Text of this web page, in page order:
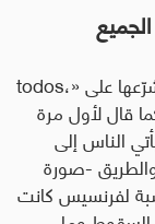
على « todos،
قال لأول مرة
الناس إلى
-صورة
لفرنسيس كانت